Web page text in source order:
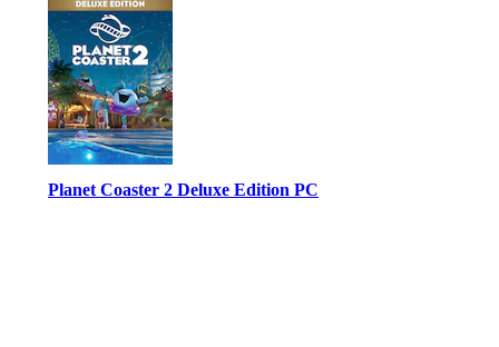
Planet Coaster 2 Deluxe Edition PC